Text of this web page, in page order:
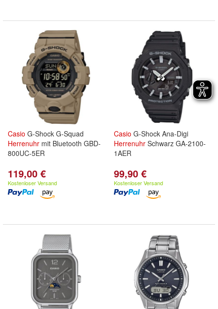
Casio G-Shock G-Squad
Herrenuhr mit Bluetooth GBD-
800UC-5ER
119,00 €
Kostenloser Versand
Casio G-Shock Ana-Digi
Herrenuhr Schwarz GA-2100-
1AER
99,90 €
Kostenloser Versand